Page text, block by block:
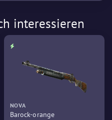
interessieren
NOVA
Barock-orange